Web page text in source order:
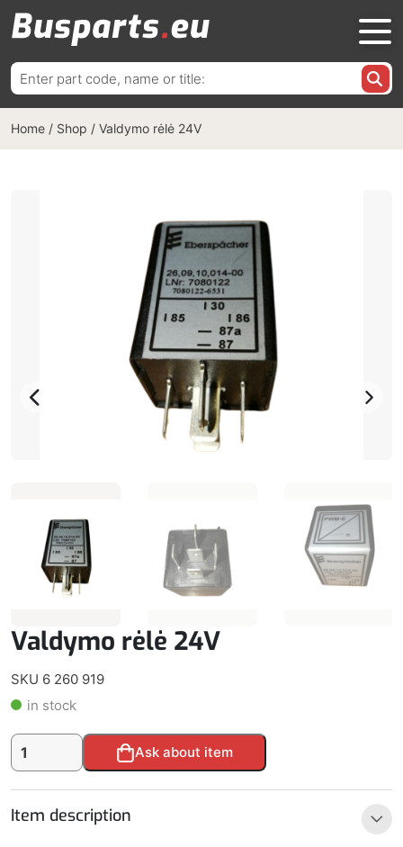
Ieškoti:
Home / Shop / Valdymo rėlė 24V
Valdymo rėlė 24V
SKU 6 260 919
in stock
produkto
kiekis:
24V
Ask about item
Alternative:
Item description